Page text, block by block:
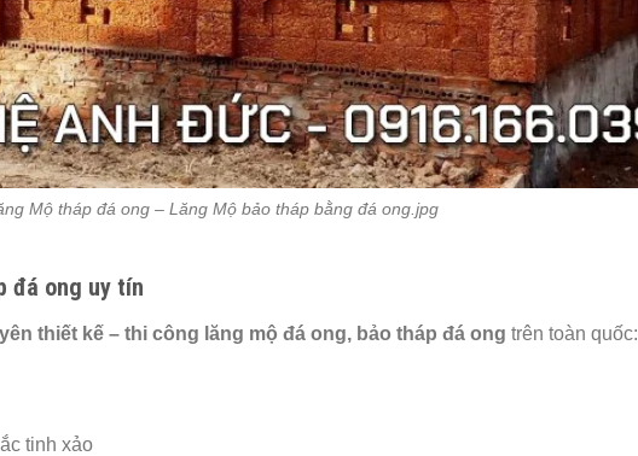
Mộ tháp đá ong – Lăng Mộ bảo tháp bằng đá ong.jpg
đá ong uy tín
thiết kế – thi công lăng mộ đá ong, bảo tháp đá ong trên toàn quốc:
tinh xảo